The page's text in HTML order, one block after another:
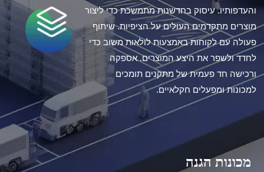
והעדפותיו. עיסוק בחדשנות מתמשכת כדי ליצור
מוצרים מתקדמים העולים על הציפיות. שיתוף
פעולה עם לקוחות באמצעות לולאות משוב כדי
לחדד ולשפר את היצע המוצרים. אספקה ​​
ורכישה חד פעמית של מתקנים תומכים
למכונות ומפעלים חקלאיים.
מכונות הגנה